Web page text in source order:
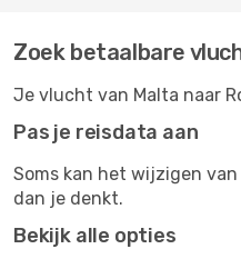
Zoek betaalbare
Je vlucht van Malta naar
Pas je reisdata aan
Soms kan het wijzigen
dan je denkt.
Bekijk alle opties